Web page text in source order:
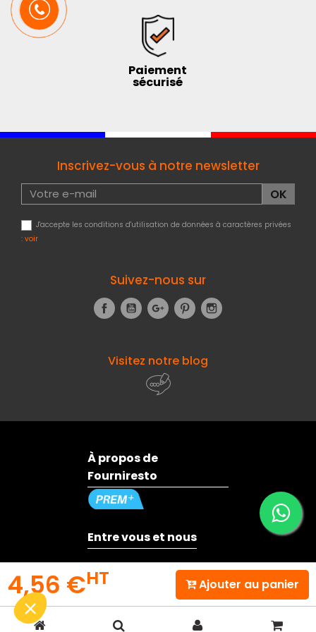
4,56 €HT Ajouter au panier
Paiement
sécurisé
Inscrivez-vous à notre newsletter
J'accepte les conditions d'utilisation de données à caractères privées
: voir
Suivez-nous sur
FacebookYouTubeGoogle+Pinterest
Visitez notre blog
À propos de
Fourniresto
Entre vous et nous
Besoin d'aide ?
© 2026 - Fourniresto